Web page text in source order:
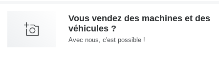
Vous vendez des machines et des
véhicules ?
Avec nous, c'est possible !